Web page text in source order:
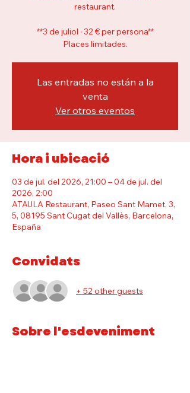
restaurant.
**3 de juliol · 32 € per persona**
Places limitades.
Las entradas no están a la
venta
Ver otros eventos
Hora i ubicació
03 de jul. del 2026, 21:00 – 04 de jul. del
2026, 2:00
ATAULA Restaurant, Paseo Sant Mamet, 3,
5, 08195 Sant Cugat del Vallès, Barcelona,
España
Convidats
+ 52 other guests
Sobre l'esdeveniment